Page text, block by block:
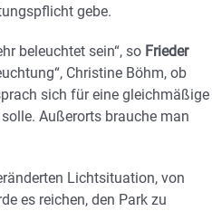
gebe.
beleuchtet sein“, so Frieder
Christine Böhm, ob
sich für eine gleichmäßige
Außerorts brauche man
Lichtsituation, von
es reichen, den Park zu